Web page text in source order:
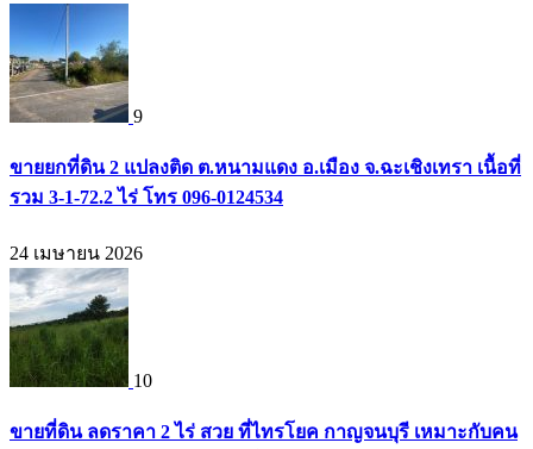
9
ขายยกที่ดิน 2 แปลงติด ต.หนามแดง อ.เมือง จ.ฉะเชิงเทรา เนื้อที่
รวม 3-1-72.2 ไร่ โทร 096-0124534
24 เมษายน 2026
10
ขายที่ดิน ลดราคา 2 ไร่ สวย ที่ไทรโยค กาญจนบุรี เหมาะกับคน